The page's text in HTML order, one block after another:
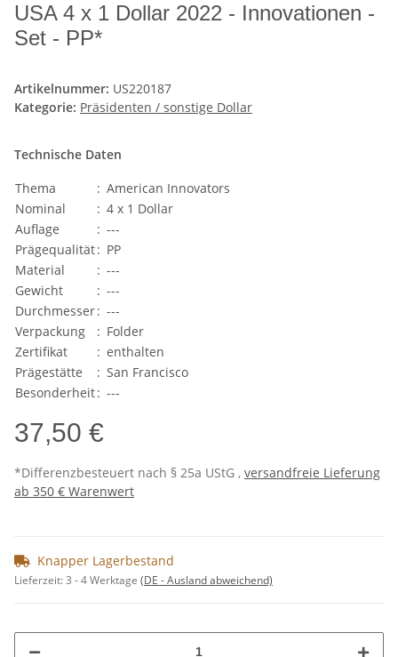
USA 4 x 1 Dollar 2022 - Innovationen -
Set - PP*
Artikelnummer: US220187
Kategorie: Präsidenten / sonstige Dollar
Technische Daten
Thema
: American Innovators
Nominal
: 4 x 1 Dollar
Auflage
: ---
Prägequalität: PP
Material
: ---
Gewicht
: ---
Durchmesser: ---
Verpackung
: Folder
Zertifikat
: enthalten
Prägestätte
: San Francisco
Besonderheit: ---
37,50 €
*Differenzbesteuert nach § 25a UStG , versandfreie Lieferung
ab 350 € Warenwert
Knapper Lagerbestand
Lieferzeit:3 - 4 Werktage (DE - Ausland abweichend)